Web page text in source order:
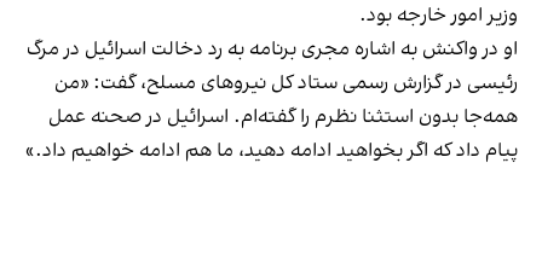
وزیر امور خارجه بود.
او در واکنش به اشاره مجری برنامه به رد دخالت اسرائیل در مرگ
رئیسی در گزارش رسمی ستاد کل نیروهای مسلح، گفت: «من
همه‌جا بدون استثنا نظرم را گفته‌ام. اسرائیل در صحنه عمل
پیام داد که اگر بخواهید ادامه دهید، ما هم ادامه خواهیم داد.»